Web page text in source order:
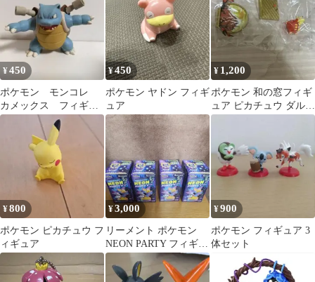
¥450
ポケモン モンコレ
カメックス フィギュ
ア
¥450
ポケモン ヤドン フィギ
ュア
¥ 1,200
ポケモン 和の窓フィギ
ュア ピカチュウ ダルマ
ッカ
¥800
ポケモン ピカチュウ フ
ィギュア
¥3,000
リーメント ポケモン
NEON PARTY フィギュ
ア 4種セット 開封品
¥900
ポケモン フィギュア 3
体セット